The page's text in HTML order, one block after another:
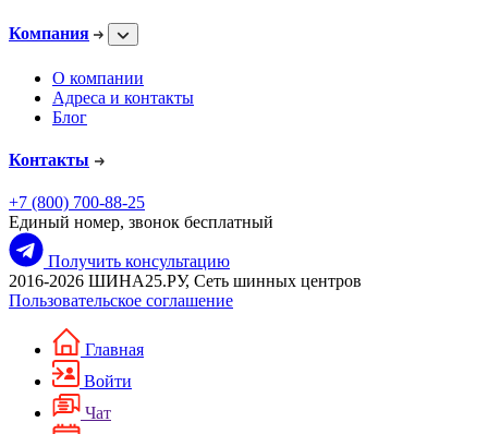
Компания
О компании
Адреса и контакты
Блог
Контакты
+7 (800) 700-88-25
Единый номер, звонок бесплатный
Получить консультацию
2016-2026 ШИНА25.РУ, Сеть шинных центров
Пользовательское соглашение
Главная
Войти
Чат